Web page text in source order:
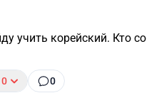
учить корейский. Кто
0 0